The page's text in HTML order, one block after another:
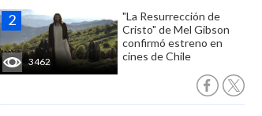
3462
"La Resurrección de
Cristo" de Mel Gibson
confirmó estreno en
cines de Chile